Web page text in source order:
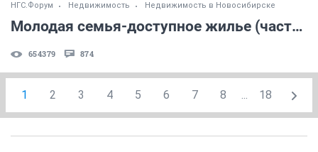
НГС.Форум Недвижимость Недвижимость в Новосибирске
Молодая семья-доступное жилье (часть 4)
654379 874
1 2 3 4 5 6 7 8 ... 18